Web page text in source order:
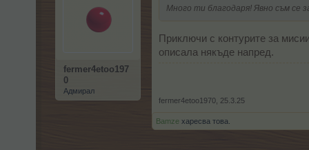
fermer4etoo197
0
Адмирал
Много ти благодаря! Явно съм се
Приключи с контурите за
описала някъде напред.
fermer4etoo1970 25.3.25
Bamze харесва това.